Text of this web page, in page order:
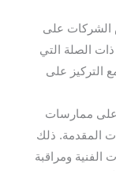
الشركات على
الصلة التي
التركيز على
على ممارسات
المقدمة. ذلك
ومراقبة